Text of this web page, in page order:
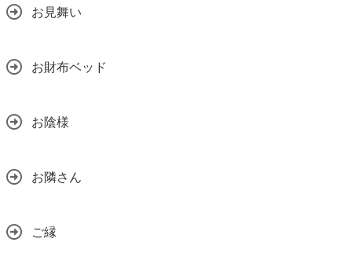
お見舞い
お財布ベッド
お陰様
お隣さん
ご縁